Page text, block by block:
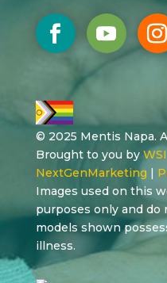
© 2025 Mentis Napa.
Brought to you by WSI
NextGenMarketing |
Images used on this
purposes only and
models shown
illness.